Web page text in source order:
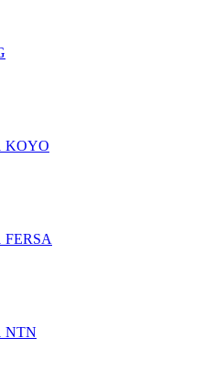
KOYO
FERSA
NTN